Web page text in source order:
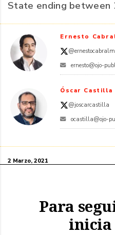
State ending between
Ernesto
@ernestocabralm
ernesto@ojo-
Óscar Castilla
@joscarcastilla
ocastilla@ojo-
2 Marzo, 2021
Para
inicia